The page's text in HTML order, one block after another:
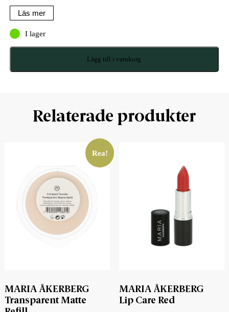
Läs mer
I lager
Lägg till i varukorg
Relaterade produkter
Rea!
MARIA ÅKERBERG
Transparent Matte
MARIA ÅKERBERG
Lip Care Red